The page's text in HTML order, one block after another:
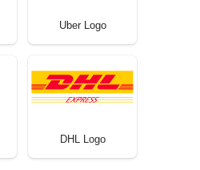
Uber Logo
DHL Logo